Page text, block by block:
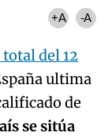
+A -A
del 12
ultima
de
se sitúa